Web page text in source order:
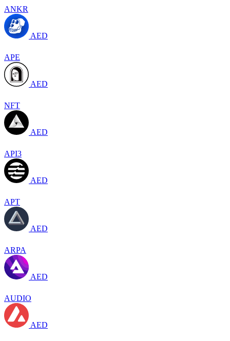
ANKR
AED
APE
AED
NFT
AED
API3
AED
APT
AED
ARPA
AED
AUDIO
AED